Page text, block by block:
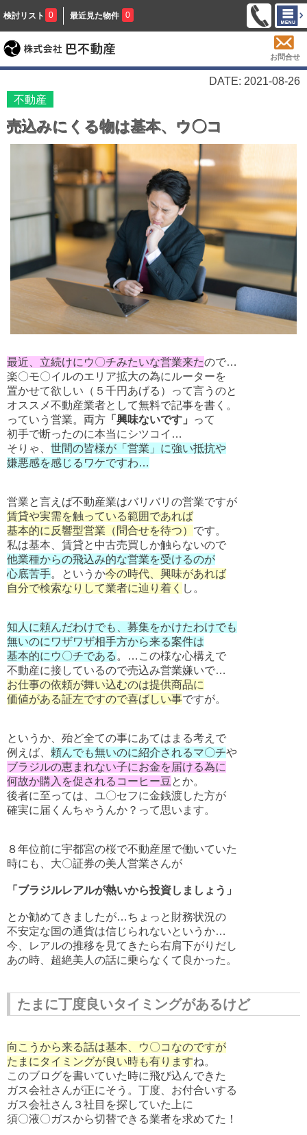
検討リスト 0 最近見た物件 0
お問合せ
DATE: 2021-08-26
不動産
売込みにくる物は基本、ウ〇コ
最近、立続けにウ〇チみたいな営業来たので…
楽〇モ〇イルのエリア拡大の為にルーターを
置かせて欲しい（５千円あげる）って言うのと
オススメ不動産業者として無料で記事を書く。
っていう営業。両方 「興味ないです」
って
初手で断ったのに本当にシツコイ…
そりゃ、 世間の皆様が「営業」に強い抵抗や
嫌悪感を感じるワケですわ…
営業と言えば不動産業はバリバリの営業ですが
賃貸や実需を触っている範囲であれば
基本的に反響型営業（問合せを待つ） です。
私は基本、賃貸と中古売買しか触らないので
他業種からの飛込み的な営業を受けるのが
心底苦手。というか今の時代、興味があれば
自分で検索なりして業者に辿り着く し。
知人に頼んだわけでも、募集をかけたわけでも
無いのにワザワザ相手方から来る案件は
基本的にウ〇チである 。…この様な心構えで
不動産に接しているので売込み営業嫌いで…
お仕事の依頼が舞い込むのは提供商品に
価値がある証左ですので喜ばしい事ですが。
というか、殆ど全ての事にあてはまる考えで
例えば、 頼んでも無いのに紹介されるマ〇チや
ブラジルの恵まれない子にお金を届ける為に
何故か購入を促されるコーヒー豆 とか。
後者に至っては、ユ〇セフに金銭渡した方が
確実に届くんちゃうんか？って思います。
８年位前に宇都宮の桜で不動産屋で働いていた
時にも、大〇証券の美人営業さんが
「ブラジルレアルが熱いから投資しましょう」
とか勧めてきましたが…ちょっと財務状況の
不安定な国の通貨は信じられないというか…
今、レアルの推移を見てきたら右肩下がりだし
あの時、超絶美人の話に乗らなくて良かった。
たまに丁度良いタイミングがあるけど
向こうから来る話は基本、ウ〇コなのですが
たまにタイミングが良い時も有りますね。
このブログを書いていた時に飛び込んできた
ガス会社さんが正にそう。丁度、お付合いする
ガス会社さん３社目を探していた上に
須〇液〇ガスから切替できる業者を求めてた！